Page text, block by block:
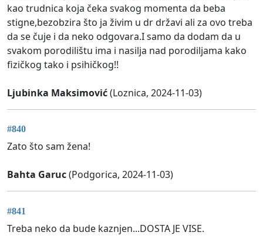
kao trudnica koja čeka svakog momenta da beba
stigne,bezobzira što ja živim u dr državi ali za ovo treba
da se čuje i da neko odgovara.I samo da dodam da u
svakom porodilištu ima i nasilja nad porodiljama kako
fizičkog tako i psihičkog!!
Ljubinka Maksimović(Loznica, 2024-11-03)
#840
Zato što sam žena!
Bahta Garuc(Podgorica, 2024-11-03)
#841
Treba neko da bude kaznjen...DOSTA JE VISE.